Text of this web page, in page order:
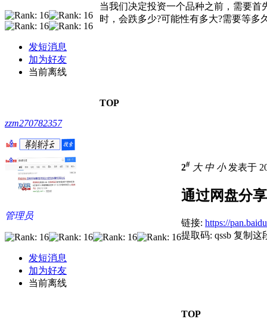
发短消息
加为好友
当前离线
当我们决定投资一个品种之前，需要
时，会跌多少?可能性有多大?需要等
TOP
zzm270782357
管理员
发短消息
加为好友
当前离线
2# 大 中 小发表于
通过网盘分
链接: https://
提取码: qssb 复制
TOP